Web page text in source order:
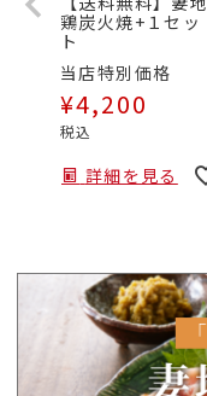
鶏炭火焼+１セッ
ト
当店特別価格
¥4,200
税込
詳細を見る